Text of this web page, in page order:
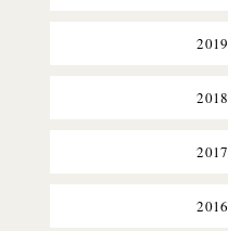
2019
2018
2017
2016